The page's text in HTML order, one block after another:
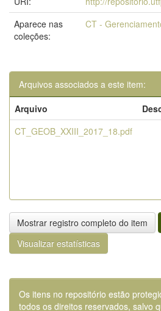
Aparece nas
coleções:
CT -
Arquivos associados a este item:
Arquivo
CT_GEOB_XXIII_2017_18.pdf
Mostrar registro completo do item
Visualizar estatísticas
Os itens no repositório estão
todos os direitos reservados, salvo